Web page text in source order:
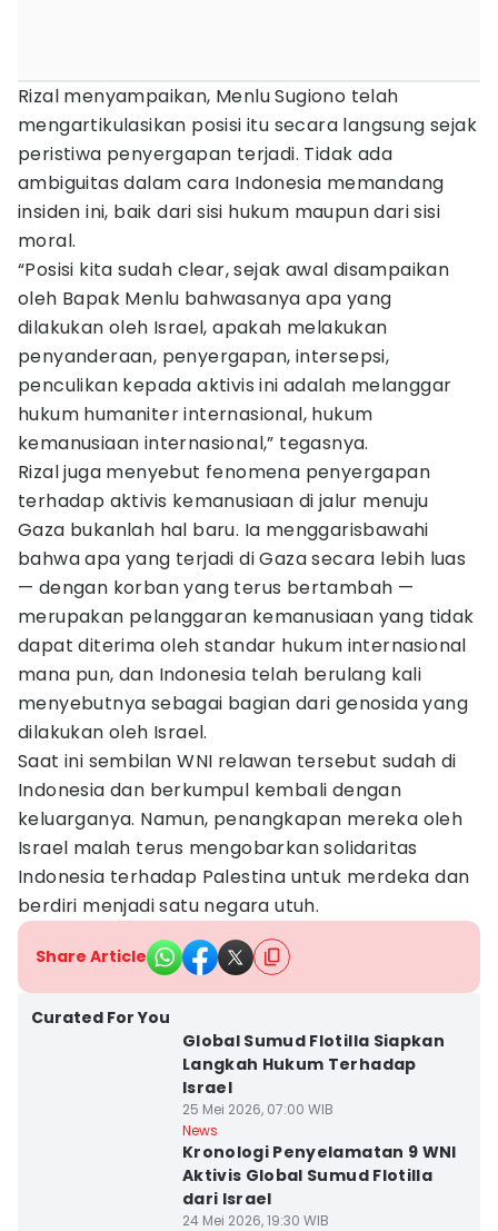
Rizal menyampaikan, Menlu Sugiono telah
mengartikulasikan posisi itu secara langsung sejak
peristiwa penyergapan terjadi. Tidak ada
ambiguitas dalam cara Indonesia memandang
insiden ini, baik dari sisi hukum maupun dari sisi
moral.
“Posisi kita sudah clear, sejak awal disampaikan
oleh Bapak Menlu bahwasanya apa yang
dilakukan oleh Israel, apakah melakukan
penyanderaan, penyergapan, intersepsi,
penculikan kepada aktivis ini adalah melanggar
hukum humaniter internasional, hukum
kemanusiaan internasional,” tegasnya.
Rizal juga menyebut fenomena penyergapan
terhadap aktivis kemanusiaan di jalur menuju
Gaza bukanlah hal baru. Ia menggarisbawahi
bahwa apa yang terjadi di Gaza secara lebih luas
— dengan korban yang terus bertambah —
merupakan pelanggaran kemanusiaan yang tidak
dapat diterima oleh standar hukum internasional
mana pun, dan Indonesia telah berulang kali
menyebutnya sebagai bagian dari genosida yang
dilakukan oleh Israel.
Saat ini sembilan WNI relawan tersebut sudah di
Indonesia dan berkumpul kembali dengan
keluarganya. Namun, penangkapan mereka oleh
Israel malah terus mengobarkan solidaritas
Indonesia terhadap Palestina untuk merdeka dan
berdiri menjadi satu negara utuh.
Share Article
Curated For You
Global Sumud Flotilla Siapkan
Langkah Hukum Terhadap
Israel
25 Mei 2026, 07:00 WIB
News
Kronologi Penyelamatan 9 WNI
Aktivis Global Sumud Flotilla
dari Israel
24 Mei 2026, 19:30 WIB